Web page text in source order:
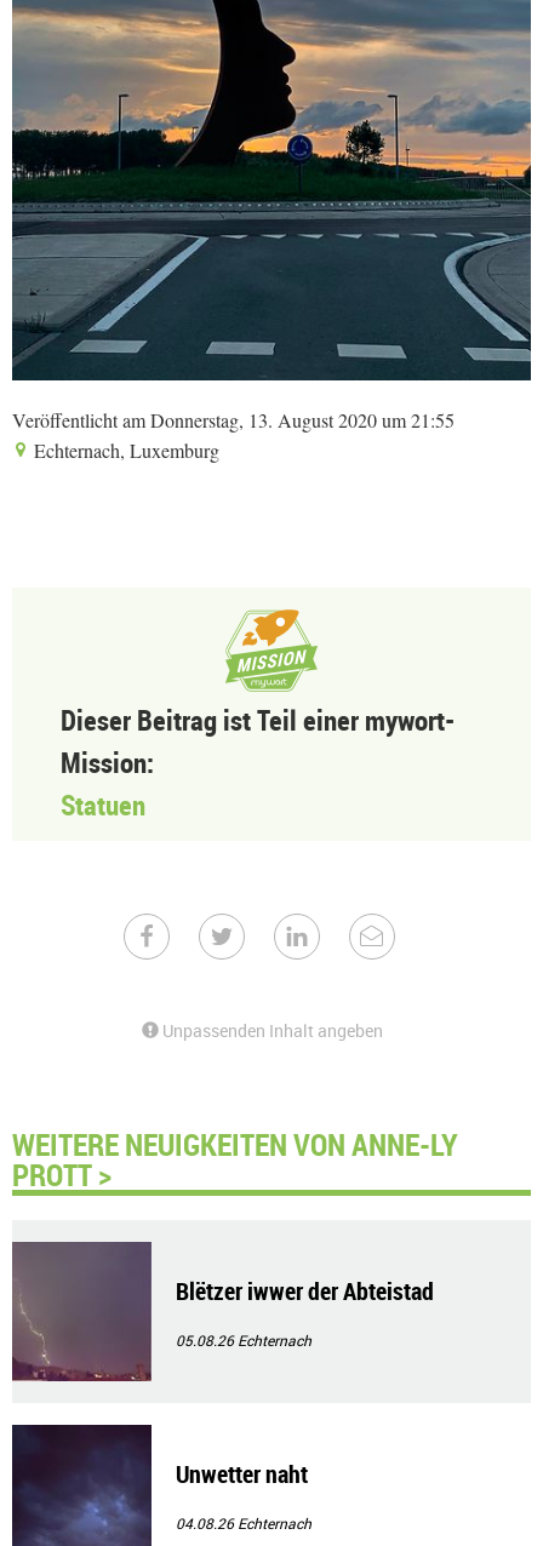
Veröffentlicht am Donnerstag, 13. August 2020 um 21:55
Echternach, Luxemburg
Dieser Beitrag ist Teil einer mywort-
Mission:
Statuen
Unpassenden Inhalt angeben
WEITERE NEUIGKEITEN VON ANNE-LY
PROTT >
Blëtzer iwwer der Abteistad
05.08.26Echternach
Unwetter naht
04.08.26Echternach